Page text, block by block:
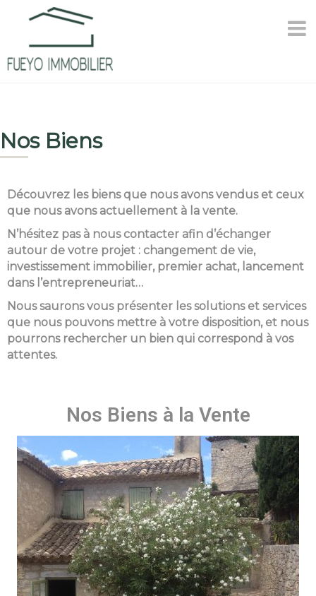
Nos Biens
Découvrez les biens que nous avons vendus et ceux
que nous avons actuellement à la vente.
N’hésitez pas à nous contacter afin d’échanger
autour de votre projet : changement de vie,
investissement immobilier, premier achat, lancement
dans l’entrepreneuriat…
Nous saurons vous présenter les solutions et services
que nous pouvons mettre à votre disposition, et nous
pourrons rechercher un bien qui correspond à vos
attentes.
Nos Biens à la Vente